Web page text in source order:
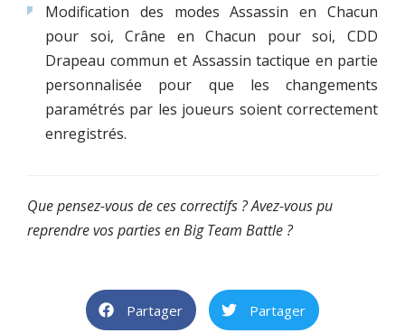
Modification des modes Assassin en Chacun
pour soi, Crâne en Chacun pour soi, CDD
Drapeau commun et Assassin tactique en partie
personnalisée pour que les changements
paramétrés par les joueurs soient correctement
enregistrés.
Que pensez-vous de ces correctifs ? Avez-vous pu
reprendre vos parties en Big Team Battle ?
Partager Partager